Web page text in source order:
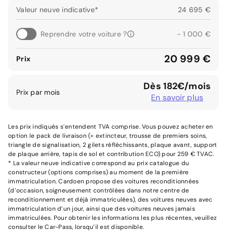
Valeur neuve indicative* 24 695 €
Reprendre votre voiture ? - 1 000 €
Prix 20 999 €
Prix par mois Dès 182€/mois
En savoir plus
Les prix indiqués s’entendent TVA comprise. Vous pouvez acheter en
option le pack de livraison (= extincteur, trousse de premiers soins,
triangle de signalisation, 2 gilets réfléchissants, plaque avant, support
de plaque arrière, tapis de sol et contribution ECO) pour 259 € TVAC.
* La valeur neuve indicative correspond au prix catalogue du
constructeur (options comprises) au moment de la première
immatriculation. Cardoen propose des voitures reconditionnées
(d’occasion, soigneusement contrôlées dans notre centre de
reconditionnement et déjà immatriculées), des voitures neuves avec
immatriculation d’un jour, ainsi que des voitures neuves jamais
immatriculées. Pour obtenir les informations les plus récentes, veuillez
consulter le Car-Pass, lorsqu’il est disponible.